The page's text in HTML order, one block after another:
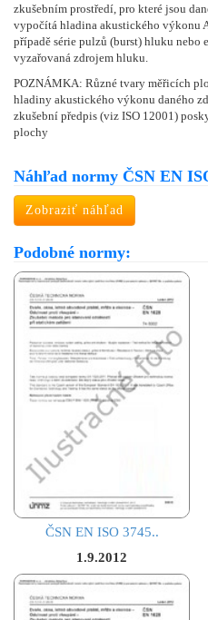
zkušebním prostředí, pro které jsou
vypočítá hladina akustického výkonu
případě série pulzů (burst) hluku nebo
vyzařovaná zdrojem hluku.
POZNÁMKA: Různé tvary měřicích
hladiny akustického výkonu daného
zkušební předpis (viz ISO 12001)
plochy
Náhľad normy ČSN EN
Zobraziť náhľad
Podobné normy:
ČSN EN ISO 3745..
1.9.2012